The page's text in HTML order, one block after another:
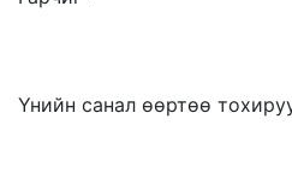
Үнийн санал өөртөө